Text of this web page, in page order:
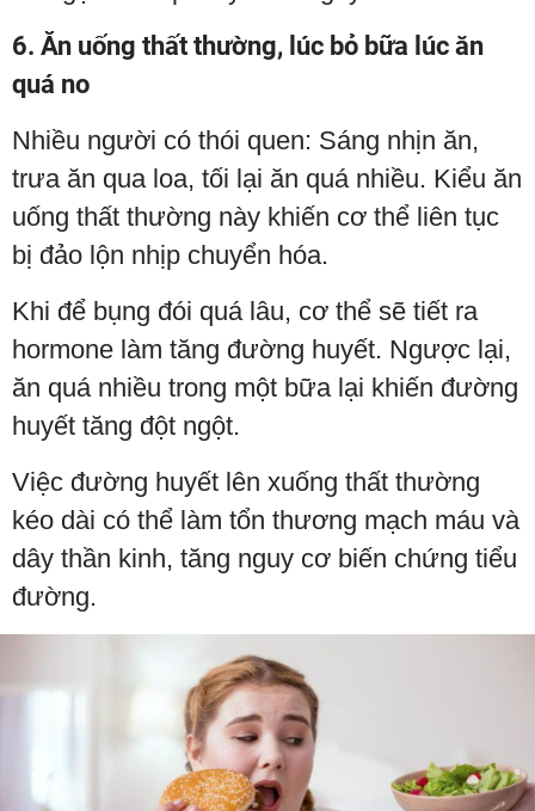
6. Ăn uống thất thường, lúc bỏ bữa lúc ăn
quá no
Nhiều người có thói quen: Sáng nhịn ăn,
trưa ăn qua loa, tối lại ăn quá nhiều. Kiểu ăn
uống thất thường này khiến cơ thể liên tục
bị đảo lộn nhịp chuyển hóa.
Khi để bụng đói quá lâu, cơ thể sẽ tiết ra
hormone làm tăng đường huyết. Ngược lại,
ăn quá nhiều trong một bữa lại khiến đường
huyết tăng đột ngột.
Việc đường huyết lên xuống thất thường
kéo dài có thể làm tổn thương mạch máu và
dây thần kinh, tăng nguy cơ biến chứng tiểu
đường.